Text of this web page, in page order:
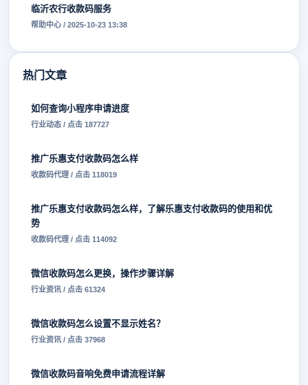
临沂农行收款码服务
帮助中心 / 2025-10-23 13:38
热门文章
如何查询小程序申请进度
行业动态 / 点击 187727
推广乐惠支付收款码怎么样
收款码代理 / 点击 118019
推广乐惠支付收款码怎么样，了解乐惠支付收款码的使用和优
势
收款码代理 / 点击 114092
微信收款码怎么更换，操作步骤详解
行业资讯 / 点击 61324
微信收款码怎么设置不显示姓名？
行业资讯 / 点击 37968
微信收款码音响免费申请流程详解